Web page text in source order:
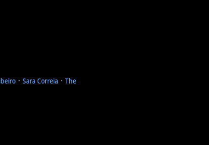
᛫ Sara Correia ᛫ The